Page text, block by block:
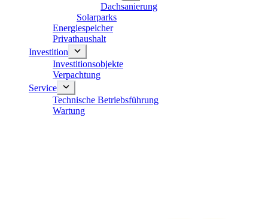
Dachsanierung
Solarparks
Energiespeicher
Privathaushalt
Investition
Investitionsobjekte
Verpachtung
Service
Technische Betriebsführung
Wartung